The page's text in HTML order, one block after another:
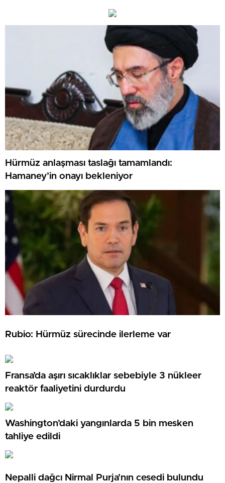
Hürmüz anlaşması taslağı tamamlandı:
Hamaney’in onayı bekleniyor
Rubio: Hürmüz sürecinde ilerleme var
Fransa’da aşırı sıcaklıklar sebebiyle 3 nükleer
reaktör faaliyetini durdurdu
Washington’daki yangınlarda 5 bin mesken
tahliye edildi
Nepalli dağcı Nirmal Purja’nın cesedi bulundu